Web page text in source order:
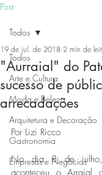
Post
Todos
Arte e Cultura
Moda e Beleza
Arquitetura e Decoração
Gastronomia
Empresas e Negócios
Todos
"Aurraial" do
sucesso de
arrecadações
19 de jul. de 2018 2 min de
Por Lizi Ricco
No dia 8 de
aconteceu o Arraial